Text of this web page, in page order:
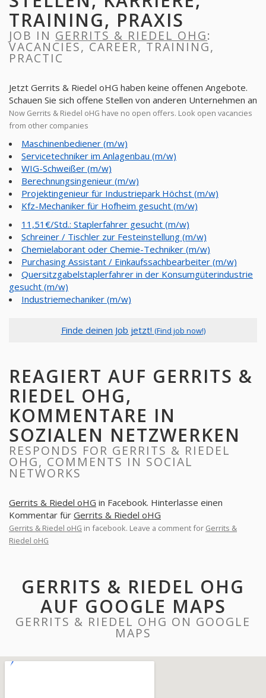
TRAINING, PRAXIS
JOB IN GERRITS & RIEDEL OHG:
VACANCIES, CAREER, TRAINING,
PRACTIC
Jetzt Gerrits & Riedel oHG haben keine offenen Angebote.
Schauen Sie sich offene Stellen von anderen Unternehmen an
Now Gerrits & Riedel oHG have no open offers. Look open vacancies
from other companies
Maschinenbediener (m/w)
Servicetechniker im Anlagenbau (m/w)
WIG-Schweißer (m/w)
Berechnungsingenieur (m/w)
Projektingenieur für Industriepark Höchst (m/w)
Kfz-Mechaniker für Hofheim gesucht (m/w)
11,51€/Std.: Staplerfahrer gesucht (m/w)
Schreiner / Tischler zur Festeinstellung (m/w)
Chemielaborant oder Chemie-Techniker (m/w)
Purchasing Assistant / Einkaufssachbearbeiter (m/w)
Quersitzgabelstaplerfahrer in der Konsumgüterindustrie
gesucht (m/w)
Industriemechaniker (m/w)
Finde deinen Job jetzt! (Find job now!)
REAGIERT AUF GERRITS &
RIEDEL OHG,
KOMMENTARE IN
SOZIALEN NETZWERKEN
RESPONDS FOR GERRITS & RIEDEL
OHG, COMMENTS IN SOCIAL
NETWORKS
Gerrits & Riedel oHG in Facebook. Hinterlasse einen
Kommentar für Gerrits & Riedel oHG
Gerrits & Riedel oHG in facebook. Leave a comment for Gerrits &
Riedel oHG
GERRITS & RIEDEL OHG
AUF GOOGLE MAPS
GERRITS & RIEDEL OHG ON GOOGLE
MAPS